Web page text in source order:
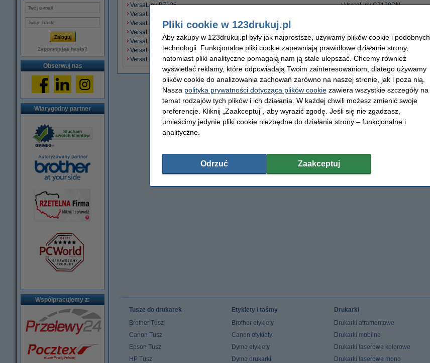
Zapomniałeś hasła?
Obserwuj nas
Wiarygodny partner
Współpracujemy z:
VersaLink B7125
VersaLink B7130
VersaLink B7135
VersaLink C400
VersaLink C400V/DN
VersaLink C400V/N
VersaLink C405
VersaLink C7120DN
VersaLink C8000
VersaLink C8000W
VersaLink C9000
Tusze do drukarek
Brother Tusz
Canon Tusz
Epson Tusz
HP Tusz
Etykiety i taśmy
Brother etykiety
Canon etykiety
Dymo etykiety
Dymo drukarki
Drukarki
Drukarki atramentowe
Drukarki mobilne
Drukarki laserowe kolorowe
Drukarki laserowe mono
Pliki cookie w 123drukuj.pl
Aby zakupy w 123drukuj.pl były jak najprostsze, używamy plików cookie i podobnych
technologii. Funkcjonalne pliki cookie zapewniają prawidłowe działanie strony,
natomiast pliki analityczne pomagają nam ją stale ulepszać. Chcemy również
wyświetlać reklamy, które odpowiadają Twoim zainteresowaniom, dlatego używamy
plików cookie do analizowania zachowań zarówno na naszej stronie, jak i poza nią.
Nasza polityka prywatności dotycząca plików cookiezawiera wszystkie szczegóły na
temat rodzajów tych plików i ich działania. W każdej chwili możesz zmienić swoje
preferencje. Kliknij „Zaakceptuj”, aby wyrazić zgodę. Jeśli się nie zgadzasz,
umieścimy jedynie pliki cookie niezbędne do działania strony – funkcjonalne i
analityczne.
Odrzuć Zaakceptuj